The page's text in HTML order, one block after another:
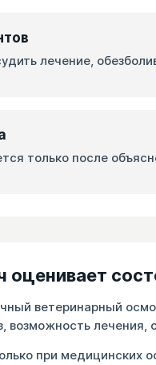
лечение,
только после
ветеринарный
возможность
при медицинских